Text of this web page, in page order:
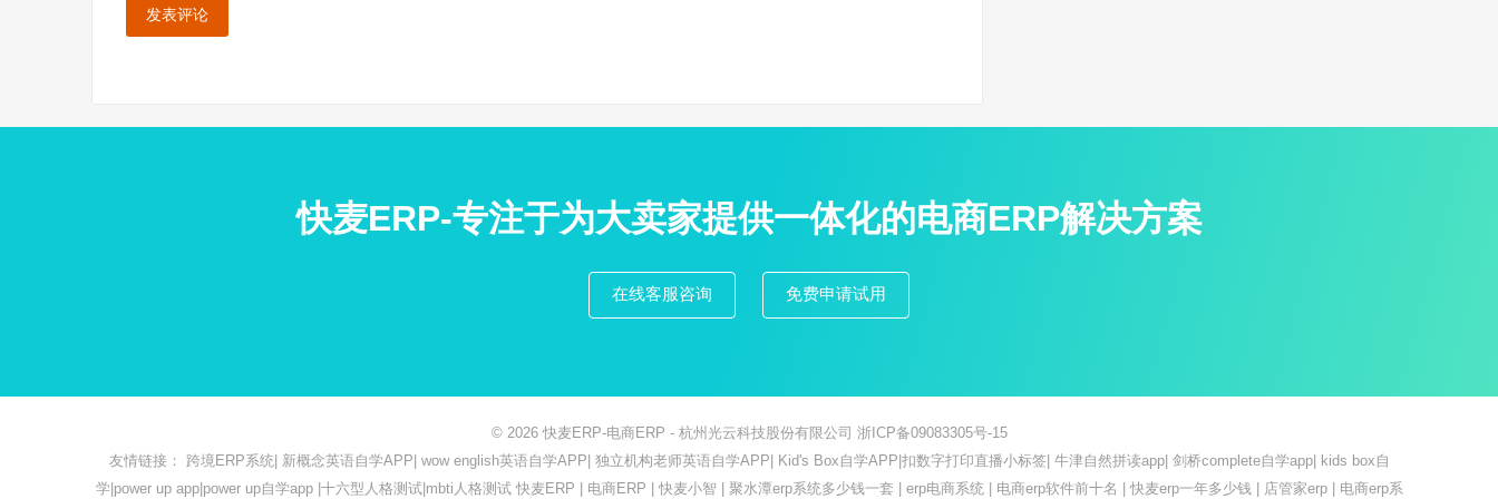
快麦ERP-专注于为大卖家提供一体化的电商ERP解决方案
在线客服咨询 免费申请试用
© 2026 快麦ERP-电商ERP - 杭州光云科技股份有限公司 浙ICP备09083305号-15
友情链接： 跨境ERP系统| 新概念英语自学APP| wow english英语自学APP| 独立机构老师英语自学APP| Kid's Box自学APP|扣数字打印直播小标签| 牛津自然拼读app| 剑桥complete自学app| kids box自
学|power up app|power up自学app|十六型人格测试|mbti人格测试 快麦ERP | 电商ERP | 快麦小智 | 聚水潭erp系统多少钱一套 | erp电商系统 | 电商erp软件前十名 | 快麦erp一年多少钱 | 店管家erp| 电商erp系